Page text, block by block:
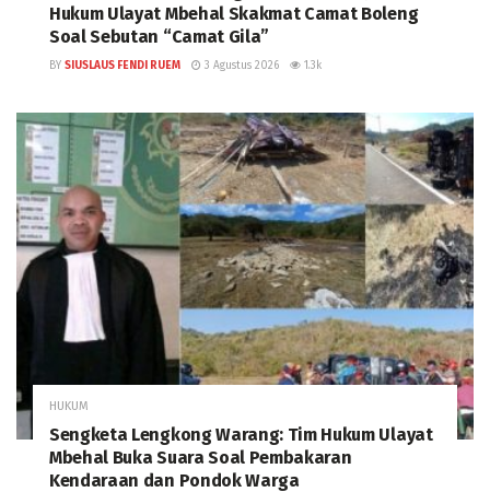
Hukum Ulayat Mbehal Skakmat Camat Boleng
Soal Sebutan “Camat Gila”
BY SIUSLAUS FENDI RUEM 3 Agustus 2026 1.3k
HUKUM
Sengketa Lengkong Warang: Tim Hukum Ulayat
Mbehal Buka Suara Soal Pembakaran
Kendaraan dan Pondok Warga